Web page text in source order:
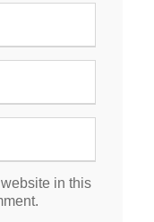
in this